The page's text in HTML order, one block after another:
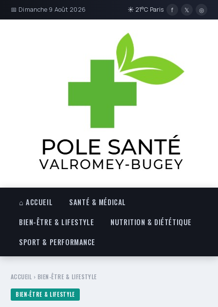
📅 Dimanche 9 Août 2026 ☀ 21°C Paris f 𝕏 ◎
⌂ ACCUEIL
SANTÉ & MÉDICAL
BIEN-ÊTRE & LIFESTYLE
NUTRITION & DIÉTÉTIQUE
SPORT & PERFORMANCE
ACCUEIL › BIEN-ÊTRE & LIFESTYLE
BIEN-ÊTRE & LIFESTYLE